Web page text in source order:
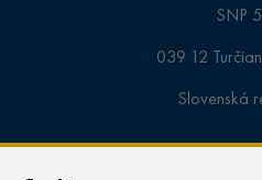
SNP
039 12
Slovenská